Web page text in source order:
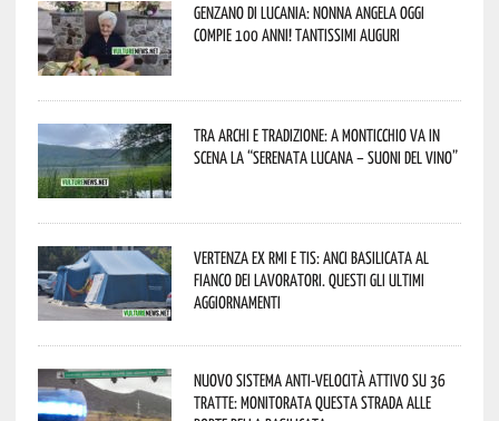
Genzano di Lucania: nonna Angela oggi
compie 100 anni! Tantissimi auguri
Tra archi e tradizione: a Monticchio va in
scena la “Serenata lucana – suoni del vino”
Vertenza ex RMI e TIS: ANCI Basilicata al
fianco dei lavoratori. Questi gli ultimi
aggiornamenti
Nuovo sistema anti-velocità attivo su 36
tratte: monitorata questa strada alle